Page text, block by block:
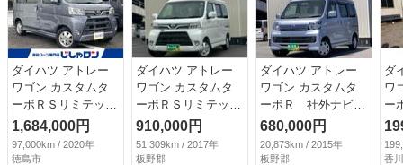
ダイハツ アトレー
ワゴン カスタムタ
ーボＲＳリミテッ
ド ＳＡＩＩＩ 社
外ディスプレイナビ
ゲーション ２カメ
1,684,000円
97,000km / 2020年
徳島市
ダイハツ アトレー
ワゴン カスタムタ
ーボＲＳリミテッ
ド ＳＡＩＩＩ 社
外ナビ（ＴＶ／ＡＭ
／ＦＭ／ＣＤ） 片
910,000円
51,309km / 2017年
板野郡
ダイハツ アトレー
ワゴン カスタムタ
ーボＲ 社外ナビ
（ＢＴ／ＦＭ／ＡＭ
／ＴＶ） ＥＴＣ
電格ミラー パワウ
680,000円
20,873km / 2015年
板野郡
ダ
ワ
ー
パ
グ
ウ
香